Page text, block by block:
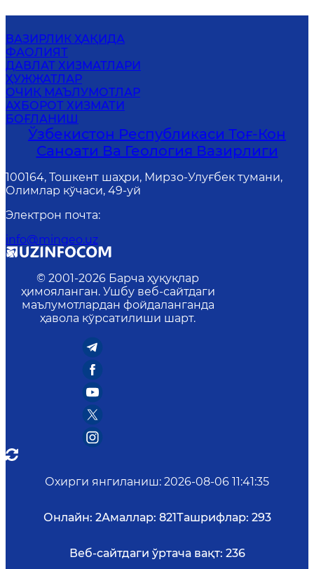
ВАЗИРЛИК ҲАҚИДА
ФАОЛИЯТ
ДАВЛАТ ХИЗМАТЛАРИ
ҲУЖЖАТЛАР
ОЧИҚ МАЪЛУМОТЛАР
АХБОРОТ ХИЗМАТИ
БОҒЛАНИШ
Ўзбекистон Республикаси Тоғ-Кон
Саноати Ва Геология Вазирлиги
100164, Тошкент шаҳри, Мирзо-Улуғбек тумани,
Олимлар кўчаси, 49-уй
Электрон почта:
info@mingeo.uz
© 2001-2026 Барча ҳуқуқлар
ҳимояланган. Ушбу веб-сайтдаги
маълумотлардан фойдаланганда
ҳавола кўрсатилиши шарт.
Охирги янгиланиш: 2026-08-06 11:41:35
Онлайн: 2Амаллар: 821Ташрифлар: 293
Веб-сайтдаги ўртача вақт: 236